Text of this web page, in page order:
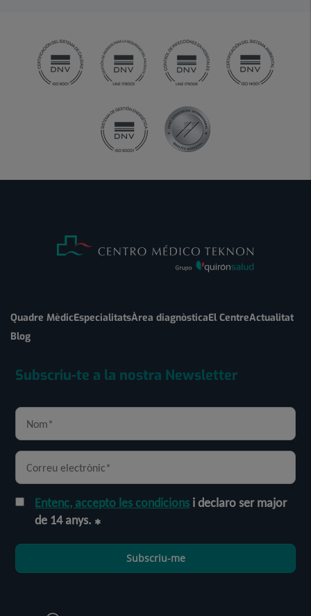
Quadre MèdicEspecialitatsÀrea diagnòsticaEl CentreActualitat
Blog
Subscriu-te a la nostra Newsletter
Entenc, accepto les condicions i declaro ser major
de 14 anys.
Subscriu-me